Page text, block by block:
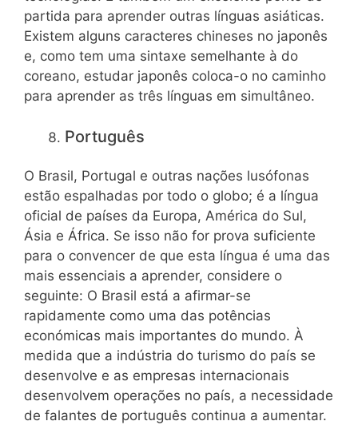
partida para aprender outras línguas asiáticas.
Existem alguns caracteres chineses no japonês
e, como tem uma sintaxe semelhante à do
coreano, estudar japonês coloca-o no caminho
para aprender as três línguas em simultâneo.
Português
O Brasil, Portugal e outras nações lusófonas
estão espalhadas por todo o globo; é a língua
oficial de países da Europa, América do Sul,
Ásia e África. Se isso não for prova suficiente
para o convencer de que esta língua é uma das
mais essenciais a aprender, considere o
seguinte: O Brasil está a afirmar-se
rapidamente como uma das potências
económicas mais importantes do mundo. À
medida que a indústria do turismo do país se
desenvolve e as empresas internacionais
desenvolvem operações no país, a necessidade
de falantes de português continua a aumentar.